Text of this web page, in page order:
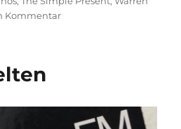
Kommentarzu